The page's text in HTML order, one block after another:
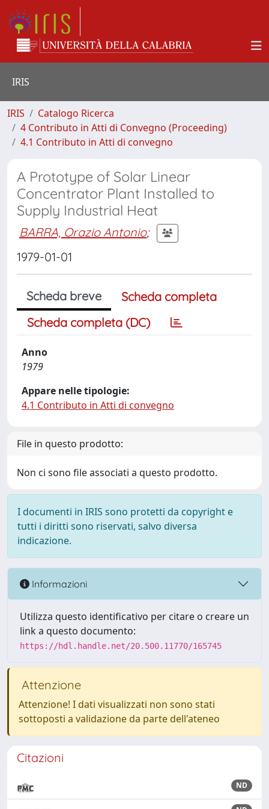
IRIS
IRIS
Catalogo Ricerca
4 Contributo in Atti di Convegno (Proceeding)
4.1 Contributo in Atti di convegno
A Prototype of Solar Linear
Concentrator Plant Installed to
Supply Industrial Heat
BARRA, Orazio Antonio;
1979-01-01
Scheda breve
Scheda completa
Scheda completa (DC)
Anno
1979
Appare nelle tipologie:
4.1 Contributo in Atti di convegno
File in questo prodotto:
Non ci sono file associati a questo prodotto.
I documenti in IRIS sono protetti da copyright e
tutti i diritti sono riservati, salvo diversa
indicazione.
Informazioni
Utilizza questo identificativo per citare o creare un
link a questo documento:
https://hdl.handle.net/20.500.11770/165745
Attenzione
Attenzione! I dati visualizzati non sono stati
sottoposti a validazione da parte dell'ateneo
Citazioni
ND